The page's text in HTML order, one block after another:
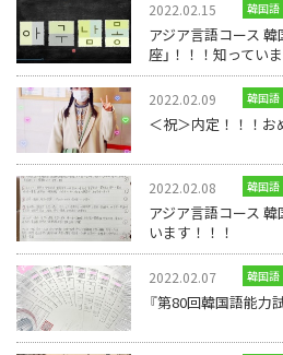
2022.02.15 韓国語
アジア言語コース 韓
座」！！！知ってい
2022.02.09 韓国語
＜祝＞内定！！！お
2022.02.08 韓国語
アジア言語コース
います！！！
2022.02.07 韓国語
『第80回韓国語能力